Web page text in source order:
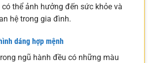
thể ảnh hưởng đến sức khỏe và
hệ trong gia đình.
dáng hợp mệnh
ngũ hành đều có những màu